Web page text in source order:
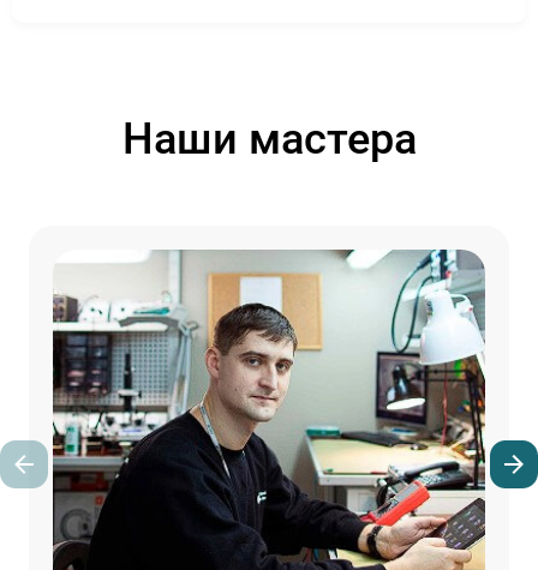
Наши мастера